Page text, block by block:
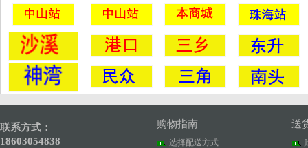
联系方式：
18603054838
购物指南
选择配送方式
送